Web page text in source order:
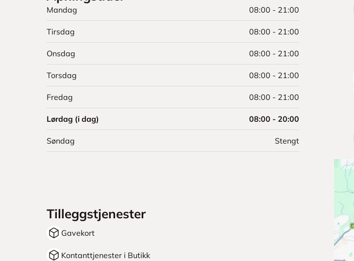
Mandag 08:00 - 21:00
Tirsdag 08:00 - 21:00
Onsdag 08:00 - 21:00
Torsdag 08:00 - 21:00
Fredag 08:00 - 21:00
Lørdag (i dag) 08:00 - 20:00
Søndag Stengt
Tilleggstjenester
Gavekort
Kontanttjenester i Butikk